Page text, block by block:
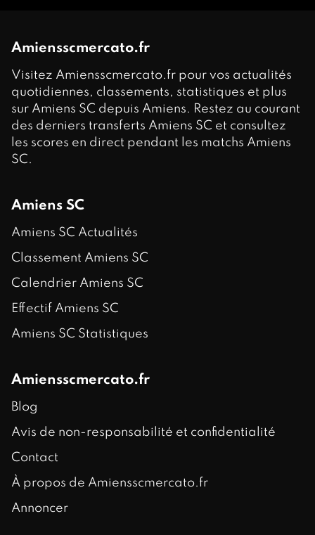
Amiensscmercato.fr
Visitez Amiensscmercato.fr pour vos actualités
quotidiennes, classements, statistiques et plus
sur Amiens SC depuis Amiens. Restez au courant
des derniers transferts Amiens SC et consultez
les scores en direct pendant les matchs Amiens
SC.
Amiens SC
Amiens SC Actualités
Classement Amiens SC
Calendrier Amiens SC
Effectif Amiens SC
Amiens SC Statistiques
Amiensscmercato.fr
Blog
Avis de non-responsabilité et confidentialité
Contact
À propos de Amiensscmercato.fr
Annoncer